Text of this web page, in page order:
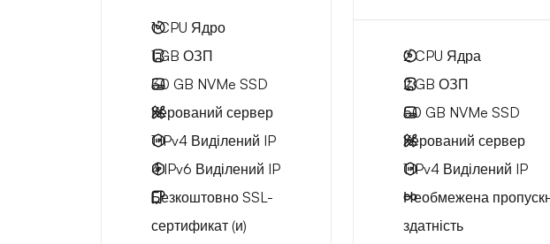
1CPU Ядро
1 GB ОЗП
30 GB NVMe SSD
Керований сервер
1 IPv4 Виділений IP
4 IPv6 Виділений IP
Безкоштовно SSL-
сертификат (и)
2CPU Ядра
2 GB ОЗП
50 GB NVMe SSD
Керований сервер
1 IPv4 Виділений IP
Необмежена
здатність